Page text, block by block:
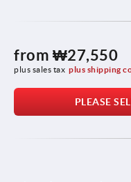
from ₩27,550
plus sales tax plus shipping
PLEASE